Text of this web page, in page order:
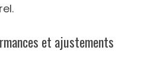
et ajustements